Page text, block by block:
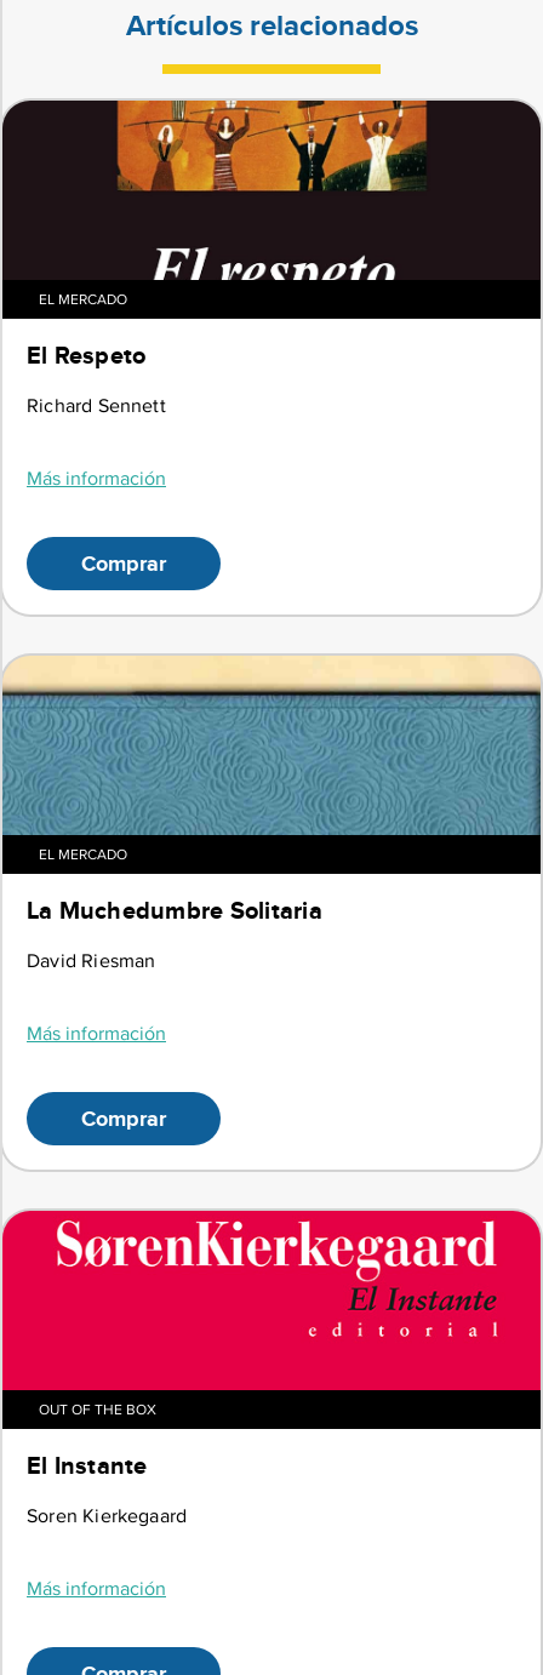
Artículos relacionados
EL MERCADO
El Respeto
Richard Sennett
Más información
Comprar
EL MERCADO
La Muchedumbre Solitaria
David Riesman
Más información
Comprar
OUT OF THE BOX
El Instante
Soren Kierkegaard
Más información